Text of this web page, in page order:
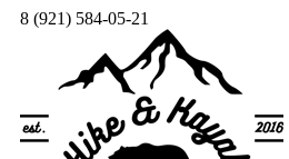
8 (921) 584-05-21